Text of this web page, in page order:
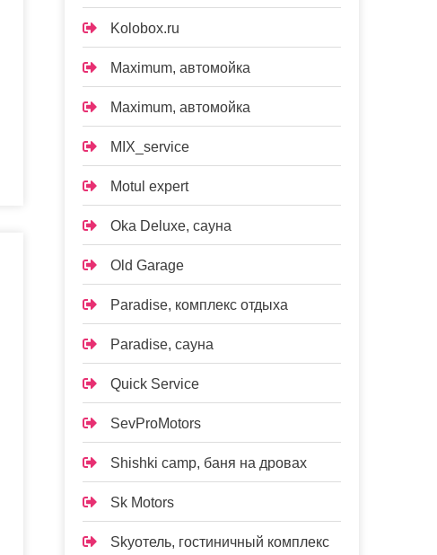
Kolobox.ru
Maximum, автомойка
Maximum, автомойка
MIX_service
Motul expert
Oka Deluxe, сауна
Old Garage
Paradise, комплекс отдыха
Paradise, сауна
Quick Service
SevProMotors
Shishki camp, баня на дровах
Sk Motors
Skyотель, гостиничный комплекс